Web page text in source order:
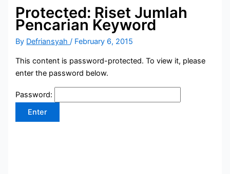
Protected: Riset Jumlah
Pencarian Keyword
By Defriansyah/ February 6, 2015
This content is password-protected. To view it, please
enter the password below.
Password: